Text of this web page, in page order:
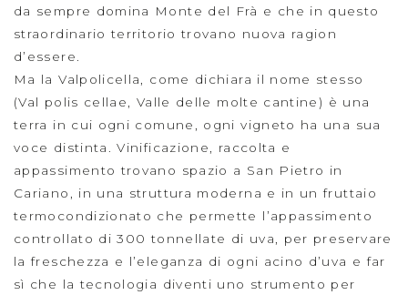
da sempre domina Monte del Frà e che in questo
straordinario territorio trovano nuova ragion
d’essere.
Ma la Valpolicella, come dichiara il nome stesso
(Val polis cellae, Valle delle molte cantine) è una
terra in cui ogni comune, ogni vigneto ha una sua
voce distinta. Vinificazione, raccolta e
appassimento trovano spazio a San Pietro in
Cariano, in una struttura moderna e in un fruttaio
termocondizionato che permette l’appassimento
controllato di 300 tonnellate di uva, per preservare
la freschezza e l’eleganza di ogni acino d’uva e far
sì che la tecnologia diventi uno strumento per